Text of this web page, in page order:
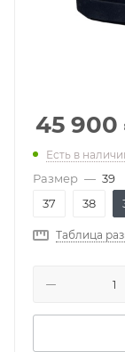
45 900
Есть в
Размер — 39
37
38
Таблица